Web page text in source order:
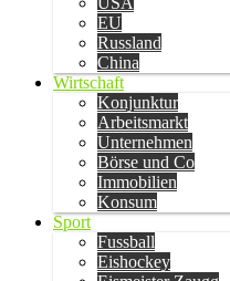
EU
Russland
China
Wirtschaft
Konjunktur
Arbeitsmarkt
Unternehmen
Börse und Co
Immobilien
Konsum
Sport
Fussball
Eishockey